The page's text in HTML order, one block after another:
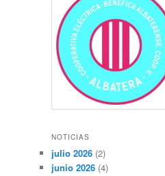
NOTICIAS
julio 2026 (2)
junio 2026 (4)